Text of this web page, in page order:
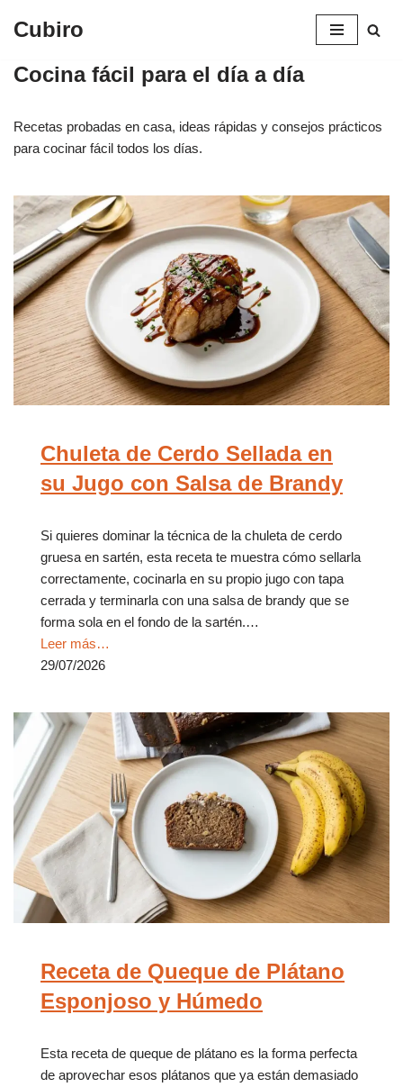
al
Cubiro
Cocina fácil para el día a día
Recetas probadas en casa, ideas rápidas y consejos prácticos
para cocinar fácil todos los días.
Chuleta de Cerdo Sellada en
su Jugo con Salsa de Brandy
Si quieres dominar la técnica de la chuleta de cerdo
gruesa en sartén, esta receta te muestra cómo sellarla
correctamente, cocinarla en su propio jugo con tapa
cerrada y terminarla con una salsa de brandy que se
forma sola en el fondo de la sartén.…
Leer más…
29/07/2026
Receta de Queque de Plátano
Esponjoso y Húmedo
Esta receta de queque de plátano es la forma perfecta
de aprovechar esos plátanos que ya están demasiado